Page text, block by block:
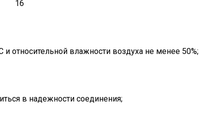
16
относительной влажности воздуха не менее 50%;
в надежности соединения;